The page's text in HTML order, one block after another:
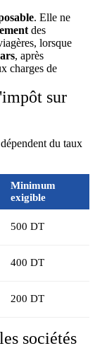
. Elle ne
des
lorsque
, après
charges de
sur
du taux
Minimum
exigible
500 DT
400 DT
200 DT
sociétés